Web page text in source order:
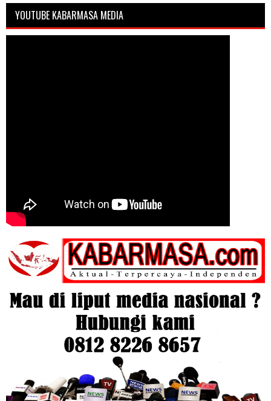
YOUTUBE KABARMASA MEDIA